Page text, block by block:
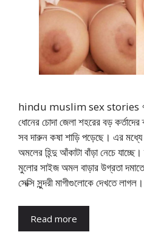
hindu muslim sex stories ৭
ধোনের চোদা জেলা শহরের বড় কর্তাদের
সব দারুন কষা শাড়ি পড়েছে। এর
অমলের হিন্দু আঁকাটা বাঁড়া নেচে
মুলোর সাইজ অমল বাড়ার উগ্রতা
সেক্সি সুন্দরী মাগীগুলোকে দেখতে
Read more